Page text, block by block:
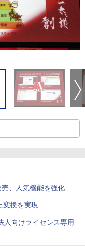
、人気機能を強化
変換を実現
人向けライセンス専用